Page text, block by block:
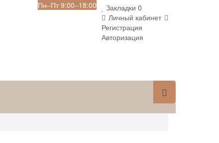
Закладки 0
Личный кабинет
Регистрация
Авторизация
Пн‒Пт 9:00‒18:00